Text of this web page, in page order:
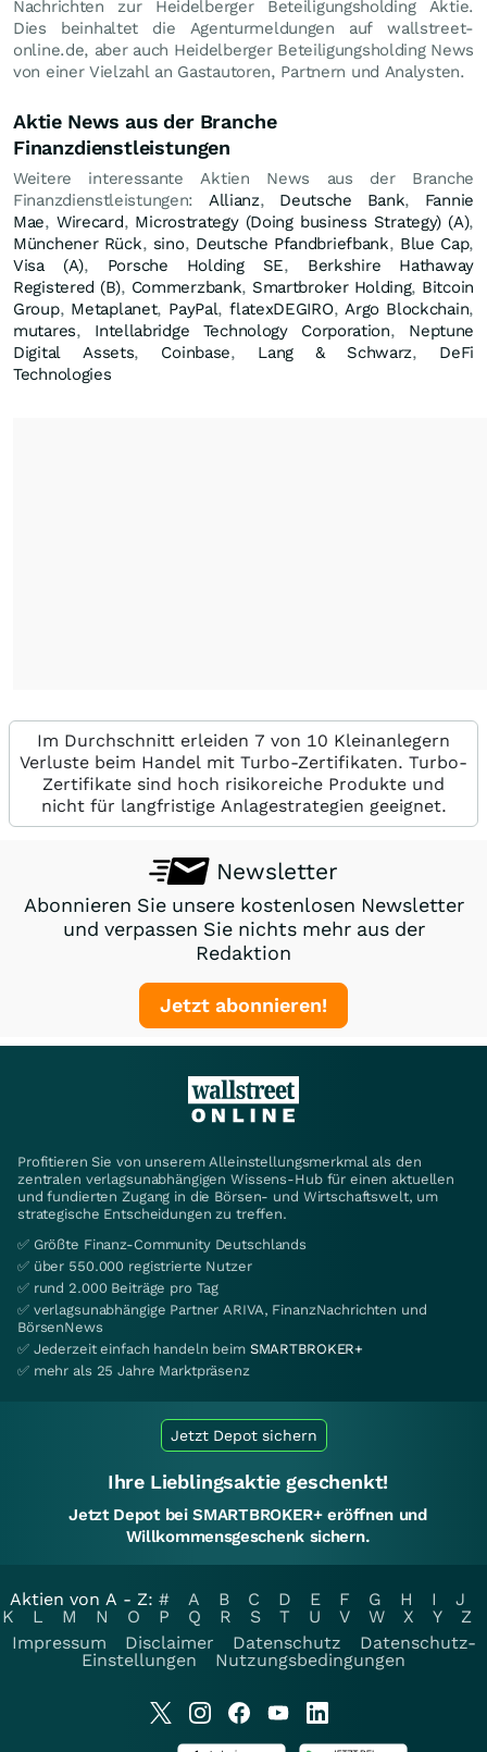
Nachrichten zur Heidelberger Beteiligungsholding Aktie.
Dies beinhaltet die Agenturmeldungen auf wallstreet-
online.de, aber auch Heidelberger Beteiligungsholding News
von einer Vielzahl an Gastautoren, Partnern und Analysten.
Aktie News aus der Branche
Finanzdienstleistungen
Weitere interessante Aktien News aus der Branche
Finanzdienstleistungen: Allianz, Deutsche Bank, Fannie
Mae, Wirecard, Microstrategy (Doing business Strategy) (A),
Münchener Rück, sino, Deutsche Pfandbriefbank, Blue Cap,
Visa (A), Porsche Holding SE, Berkshire Hathaway
Registered (B), Commerzbank, Smartbroker Holding, Bitcoin
Group, Metaplanet, PayPal,flatexDEGIRO,Argo Blockchain,
mutares, Intellabridge Technology Corporation, Neptune
Digital Assets, Coinbase, Lang & Schwarz, DeFi
Technologies
Im Durchschnitt erleiden 7 von 10 Kleinanlegern
Verluste beim Handel mit Turbo-Zertifikaten. Turbo-
Zertifikate sind hoch risikoreiche Produkte und
nicht für langfristige Anlagestrategien geeignet.
Newsletter
Abonnieren Sie unsere kostenlosen Newsletter
und verpassen Sie nichts mehr aus der
Redaktion
Jetzt abonnieren!
Profitieren Sie von unserem Alleinstellungsmerkmal als den
zentralen verlagsunabhängigen Wissens-Hub für einen aktuellen
und fundierten Zugang in die Börsen- und Wirtschaftswelt, um
strategische Entscheidungen zu treffen.
✅ Größte Finanz-Community Deutschlands
✅ über 550.000 registrierte Nutzer
✅ rund 2.000 Beiträge pro Tag
✅ verlagsunabhängige Partner ARIVA, FinanzNachrichten und
BörsenNews
✅ Jederzeit einfach handeln beim SMARTBROKER+
✅ mehr als 25 Jahre Marktpräsenz
Jetzt Depot sichern
Ihre Lieblingsaktie geschenkt!
Jetzt Depot bei SMARTBROKER+ eröffnen und
Willkommensgeschenk sichern.
Aktien von A - Z: # A B C D E F G H I
J
K
L M N O P Q R S T U V W X Y
Z
Impressum
Disclaimer Datenschutz
Datenschutz-
Einstellungen
Nutzungsbedingungen